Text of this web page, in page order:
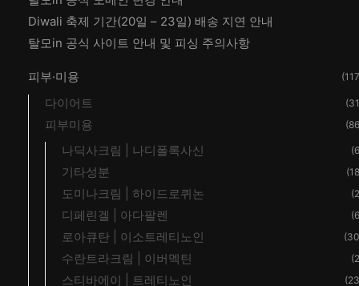
Diwali 축제 기간(20일 – 23일) 배송 지연 안내
탈모in 공식 사이트 안내 및 피싱 주의사항
피부·미용
다이어트
피부미용
나딕사크림 | 나디폴록사신
기타성분
도미나크림 | 하이드로퀴논
디페린겔 | 아다팔렌
로아큐탄 | 이소트레티노인
수란트라크림 | 이버멕틴
스티바에이 | 트레티노인